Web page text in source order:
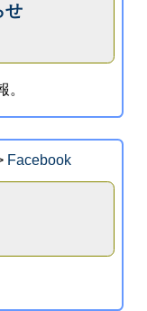
せ
。
Facebook